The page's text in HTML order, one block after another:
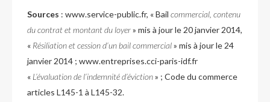
Sources : www.service-public.fr, « Bail commercial, contenu
du contrat et montant du loyer» mis à jour le 20 janvier 2014,
« Résiliation et cession d’un bail commercial» mis à jour le 24
janvier 2014 ; www.entreprises.cci-paris-idf.fr
« L’évaluation de l’indemnité d’éviction» ; Code du commerce
articles L145-1 à L145-32.